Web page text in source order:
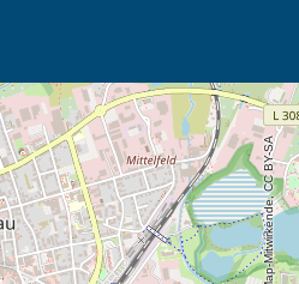
in neuem Tab (Karte)